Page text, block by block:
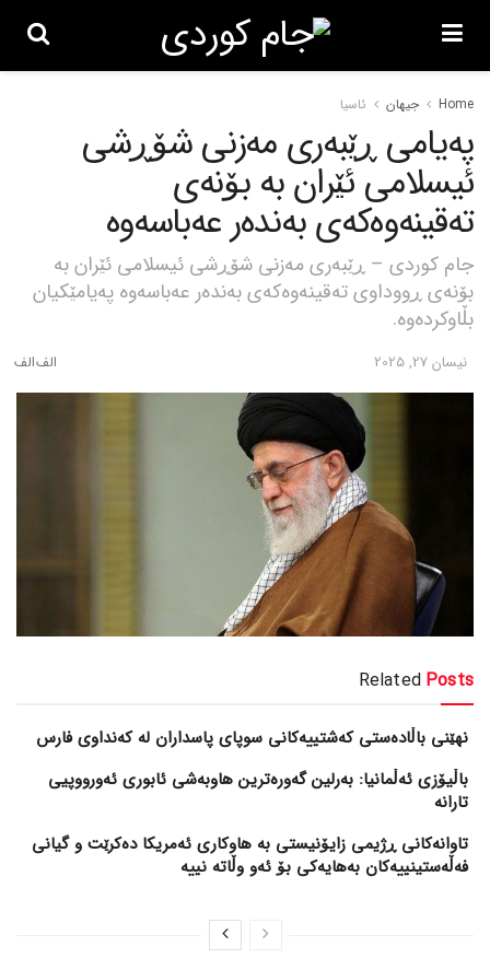
Home جیهان ئاسیا
پەیامی ڕێبەری مەزنی شۆڕشی
ئیسلامی ئێران بە بۆنەی
تەقینەوەکەی بەندەر عەباسەوە
جام کوردی – ڕێبەری مەزنی شۆڕشی ئیسلامی ئێران بە
بۆنەی ڕووداوی تەقینەوەکەی بەندەر عەباسەوە پەیامێکیان
بڵاوکردەوە.
نیسان 27, 2025
Related Posts
نهێنی باڵادەستی کەشتییەکانی سوپای پاسداران لە کەنداوی فارس
باڵیۆزی ئەڵمانیا: بەرلین گەورەترین هاوبەشی ئابوری ئەورووپیی
تارانە
تاوانەکانی ڕژیمی زایۆنیستی بە هاوکاری ئەمریکا دەکرێت و گیانی
فەڵەستینییەکان بەهایەکی بۆ ئەو وڵاتە نییە